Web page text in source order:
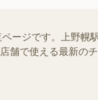
ージです。上野
舗で使える最新の